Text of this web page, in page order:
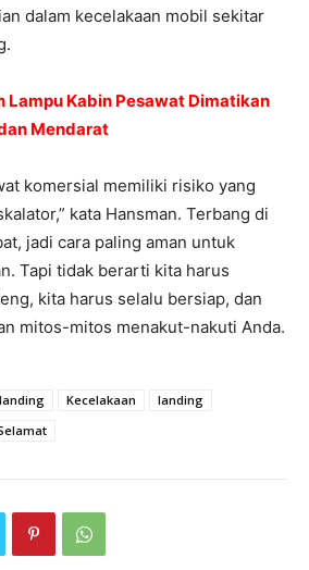
dalam kecelakaan mobil sekitar
Lampu Kabin Pesawat Dimatikan
Mendarat
komersial memiliki risiko yang
kata Hansman. Terbang di
jadi cara paling aman untuk
Tapi tidak berarti kita harus
kita harus selalu bersiap, dan
mitos-mitos menakut-nakuti Anda.
Kecelakaan
landing